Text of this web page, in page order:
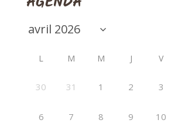
L M M J V
30 31 1 2 3
6 7 8 9 10